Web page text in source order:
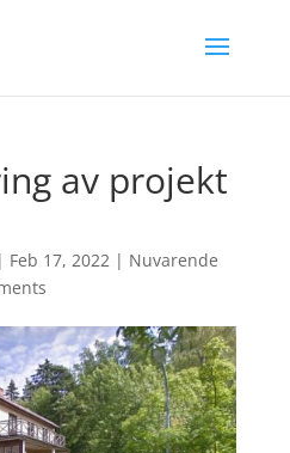
av projekt
| Feb 17, 2022| Nuvarende